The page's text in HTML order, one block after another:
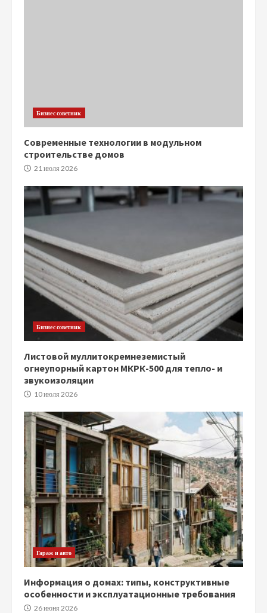
Бизнес советник
Современные технологии в модульном
строительстве домов
21 июля 2026
Бизнес советник
Листовой муллитокремнеземистый
огнеупорный картон МКРК-500 для тепло- и
звукоизоляции
10 июля 2026
Гараж и авто
Информация о домах: типы, конструктивные
особенности и эксплуатационные требования
26 июня 2026